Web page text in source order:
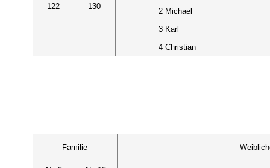
122 130
2 Michael
3 Karl
4 Christian
Familie